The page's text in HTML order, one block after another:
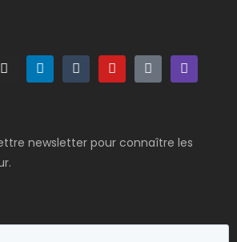
newsletter pour connaître les